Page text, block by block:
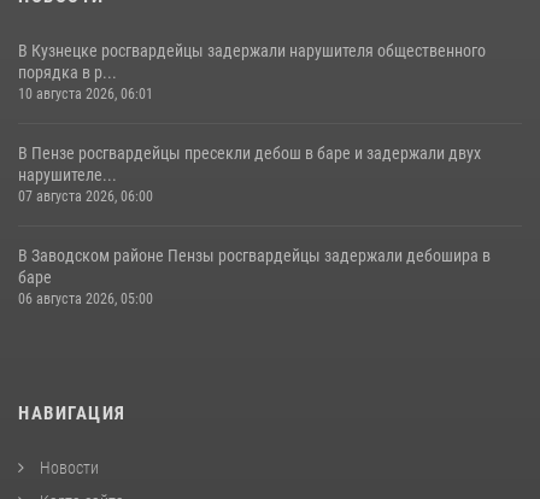
В Кузнецке росгвардейцы задержали нарушителя общественного
порядка в р...
10 августа 2026, 06:01
В Пензе росгвардейцы пресекли дебош в баре и задержали двух
нарушителе...
07 августа 2026, 06:00
В Заводском районе Пензы росгвардейцы задержали дебошира в
баре
06 августа 2026, 05:00
НАВИГАЦИЯ
Новости